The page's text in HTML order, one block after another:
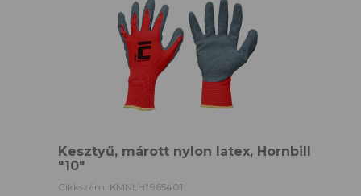
Kesztyű, márott nylon latex, Hornbill
"10"
Cikkszám: KMNLH"965401